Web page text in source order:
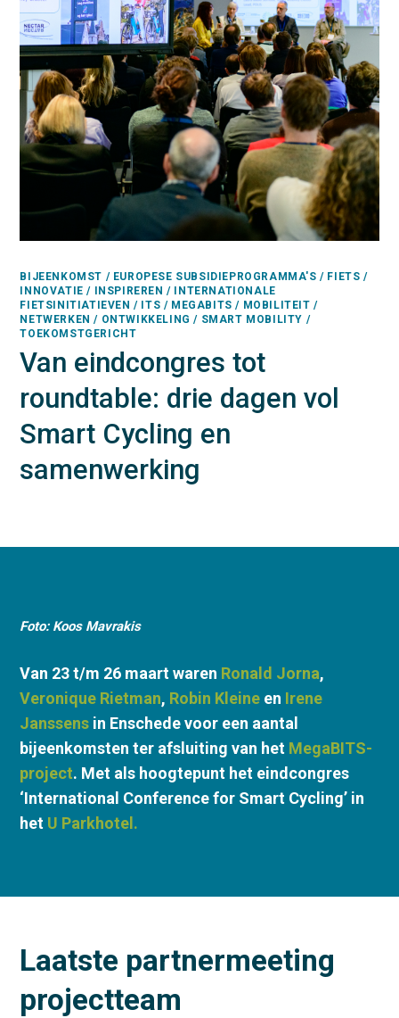
BIJEENKOMST / EUROPESE SUBSIDIEPROGRAMMA'S / FIETS /
INNOVATIE / INSPIREREN / INTERNATIONALE
FIETSINITIATIEVEN / ITS / MEGABITS / MOBILITEIT /
NETWERKEN / ONTWIKKELING / SMART MOBILITY /
TOEKOMSTGERICHT
Van eindcongres tot
roundtable: drie dagen vol
Smart Cycling en
samenwerking
Foto: Koos Mavrakis
Van 23 t/m 26 maart waren Ronald Jorna,
Veronique Rietman, Robin Kleine en Irene
Janssens in Enschede voor een aantal
bijeenkomsten ter afsluiting van het MegaBITS-
project. Met als hoogtepunt het eindcongres
‘International Conference for Smart Cycling’ in
het U Parkhotel.
Laatste partnermeeting
projectteam